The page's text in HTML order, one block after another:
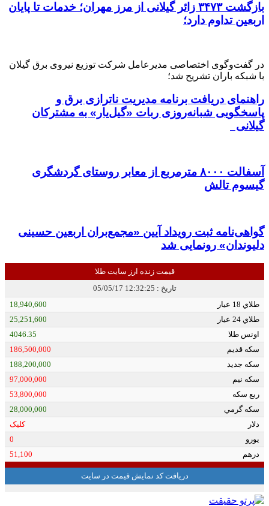
بازگشت ۳۴۷۳ زائر گیلانی از مرز مهران؛ خدمات تا پایان
اربعین تداوم دارد؛
در گفت‌وگوی اختصاصی مدیرعامل شرکت توزیع نیروی برق گیلان
با شبکه باران تشریح شد؛
راهنمای دریافت برنامه مدیریت ناترازی برق و
پاسخگویی شبانه‌روزی ربات «گیل‌یار» به مشترکان
گیلانی
آسفالت ۸۰۰۰ مترمربع از معابر روستای گردشگری
گیسوم تالش
گواهی‌نامه ثبت رویداد آیین «مجمع‌بران اربعین حسینی
دلیوندان» رونمایی شد